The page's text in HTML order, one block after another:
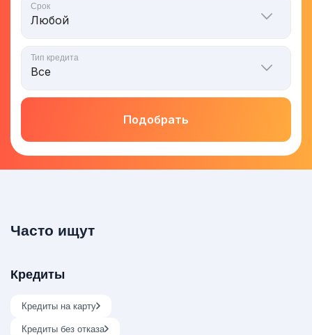
Срок
Тип кредита
Подобрать
Часто ищут
Кредиты
Кредиты на карту
Кредиты без отказа